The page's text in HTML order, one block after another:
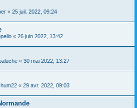
« 25 juil. 2022, 09:24
« 26 juin 2022, 13:42
« 30 mai 2022, 13:27
« 29 avr. 2022, 09:03